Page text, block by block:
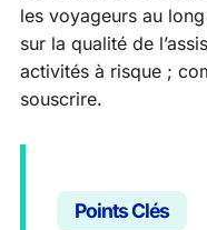
les voyageurs au
sur la qualité de
activités à risque ;
souscrire.
Points Clés